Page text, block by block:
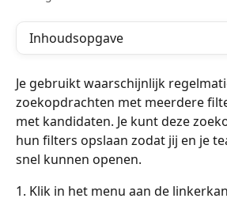
Inhoudsopgave
Je gebruikt waarschijnlijk
zoekopdrachten met meerdere
met kandidaten. Je kunt deze
hun filters opslaan zodat jij en je
snel kunnen openen.
1. Klik in het menu aan de